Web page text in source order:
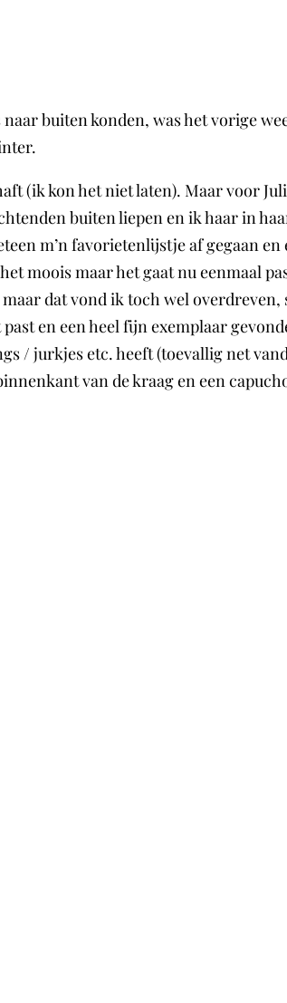
buiten konden, was het vorige
(ik kon het niet laten). Maar voor
buiten liepen en ik haar in
m’n favorietenlijstje af gegaan en
moois maar het gaat nu eenmaal
maar dat vond ik toch wel
en een heel fijn exemplaar
/ jurkjes etc. heeft (toevallig net
van de kraag en een